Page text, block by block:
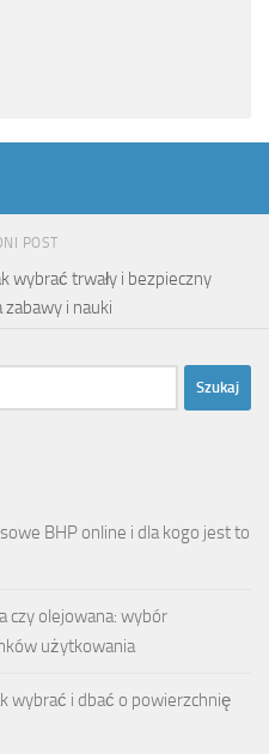
POST
wybrać trwały i bezpieczny
zabawy i nauki
BHP online i dla kogo jest to
czy olejowana: wybór
użytkowania
wybrać i dbać o powierzchnię